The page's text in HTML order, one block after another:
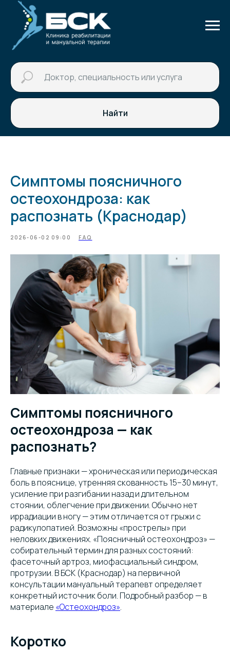
Найти
Симптомы поясничного
остеохондроза: как
распознать (Краснодар)
2026-06-02 09:00 FAQ
Симптомы поясничного
остеохондроза — как
распознать?
Главные признаки — хроническая или периодическая
боль в пояснице, утренняя скованность 15–30 минут,
усиление при разгибании назад и длительном
стоянии, облегчение при движении. Обычно нет
иррадиации в ногу — этим отличается от грыжи с
радикулопатией. Возможны «прострелы» при
неловких движениях. «Поясничный остеохондроз» —
собирательный термин для разных состояний:
фасеточный артроз, миофасциальный синдром,
протрузии. В БСК (Краснодар) на первичной
консультации мануальный терапевт определяет
конкретный источник боли. Подробный разбор — в
материале «Остеохондроз».
Коротко